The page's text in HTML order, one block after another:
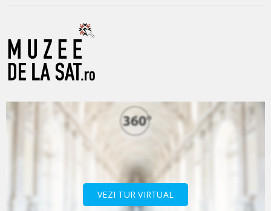
VEZI TUR VIRTUAL